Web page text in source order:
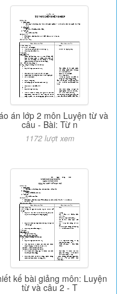
án lớp 2 môn Luyện từ và
câu - Bài: Từ n
1172 lượt xem
kế bài giảng môn: Luyện
từ và câu 2 - T